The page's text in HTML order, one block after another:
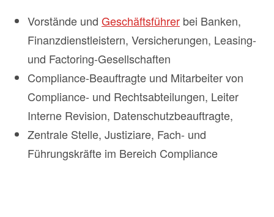
Vorstände und Geschäftsführer bei Banken,
Finanzdienstleistern, Versicherungen, Leasing-
und Factoring-Gesellschaften
Compliance-Beauftragte und Mitarbeiter von
Compliance- und Rechtsabteilungen, Leiter
Interne Revision, Datenschutzbeauftragte,
Zentrale Stelle, Justiziare, Fach- und
Führungskräfte im Bereich Compliance